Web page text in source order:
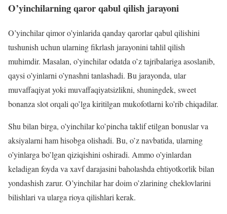
O’yinchilarning qaror qabul qilish jarayoni
O’yinchilar qimor o’yinlarida qanday qarorlar qabul qilishini
tushunish uchun ularning fikrlash jarayonini tahlil qilish
muhimdir. Masalan, o’yinchilar odatda o’z tajribalariga asoslanib,
qaysi o’yinlarni o’ynashni tanlashadi. Bu jarayonda, ular
muvaffaqiyat yoki muvaffaqiyatsizlikni, shuningdek, sweet
bonanza slot orqali qo’lga kiritilgan mukofotlarni ko’rib chiqadilar.
Shu bilan birga, o’yinchilar ko’pincha taklif etilgan bonuslar va
aksiyalarni ham hisobga olishadi. Bu, o’z navbatida, ularning
o’yinlarga bo’lgan qiziqishini oshiradi. Ammo o’yinlardan
keladigan foyda va xavf darajasini baholashda ehtiyotkorlik bilan
yondashish zarur. O’yinchilar har doim o’zlarining cheklovlarini
bilishlari va ularga rioya qilishlari kerak.